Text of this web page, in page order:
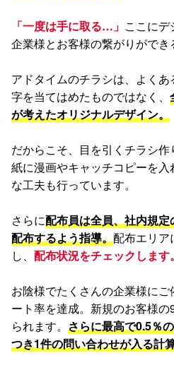
「一度は手に取る…」 ここにデ
企業様とお客様の繋がりができ
アドタイムのチラシは、よく
字を当てはめたものではなく、
が考えたオリジナルデザイン。
だからこそ、目を引くチラシ
紙に漫画やキャッチコピーを
な工夫も行っています。
さらに配布員は全員、社内規
配布するよう指導。配布エリア
し、 配布状況をチェックします。
お陰様でたくさんの企業様に
ート率を達成。新規のお客様
られます。 さらに最高で0.5％
つき1件の問い合わせが入る計